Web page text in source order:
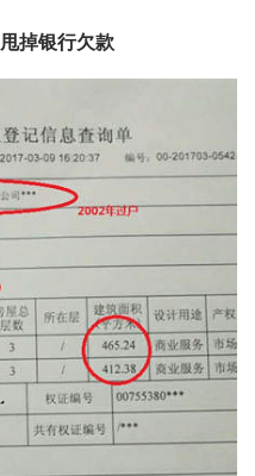
甩掉银行欠款